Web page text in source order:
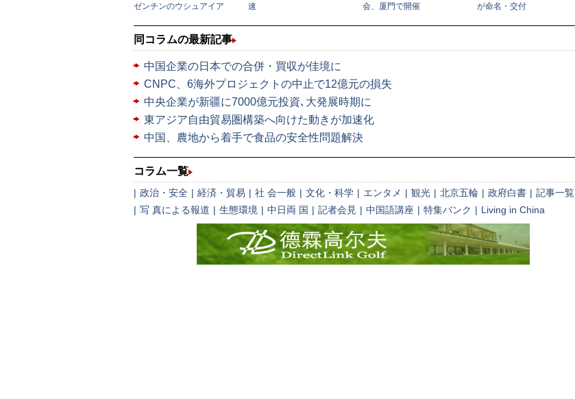
同コラムの最新記事
中国企業の日本での合併・買収が佳境に
CNPC、6海外プロジェクトの中止で12億元の損失
中央企業が新疆に7000億元投資､大発展時期に
東アジア自由貿易圏構築へ向けた動きが加速化
中国、農地から着手で食品の安全性問題解決
コラム一覧
| 政治・安全 | 経済・貿易 | 社 会一般 | 文化・科学 | エンタメ | 観光 | 北京五輪 | 政府白書 | 記事一覧
| 写 真による報道 | 生態環境 | 中日両 国 | 記者会見 | 中国語講座 | 特集バンク | Living in China